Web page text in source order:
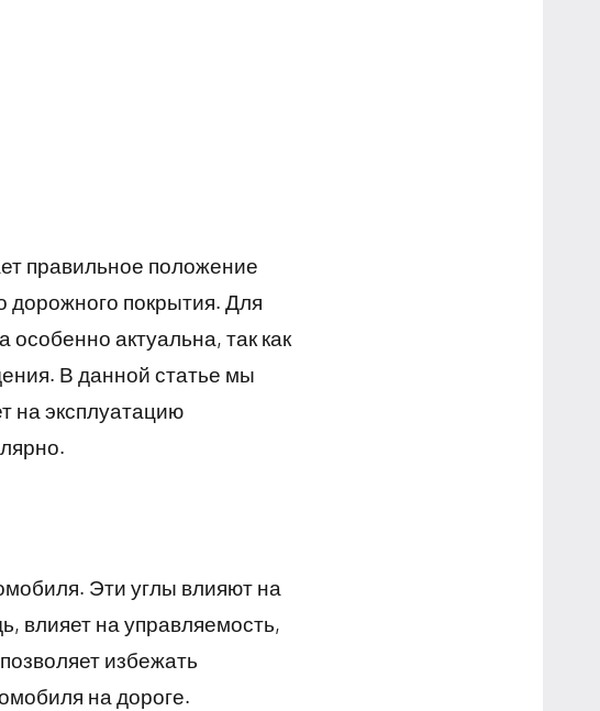
правильное положение
дорожного покрытия. Для
актуальна, так как
В данной статье мы
на эксплуатацию
Эти углы влияют на
влияет на управляемость,
избежать
на дороге.